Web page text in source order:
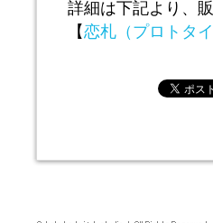
詳細は下記より、
【恋札（プロトタイ